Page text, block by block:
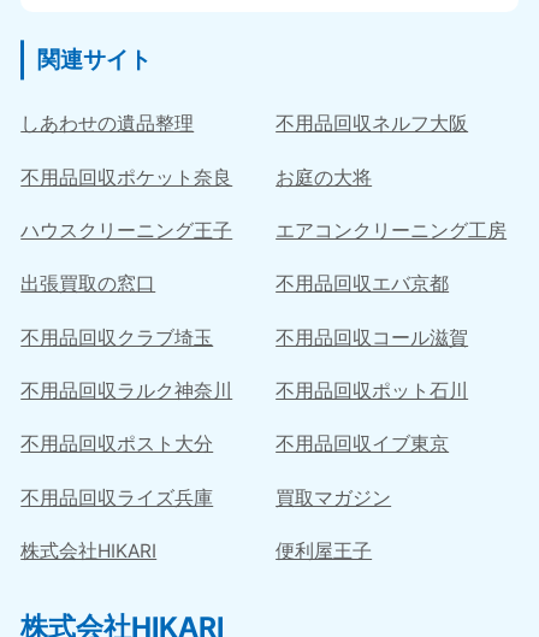
関連サイト
しあわせの遺品整理 不用品回収ネルフ大阪
不用品回収ポケット奈良 お庭の大将
ハウスクリーニング王子 エアコンクリーニング工房
出張買取の窓口 不用品回収エバ京都
不用品回収クラブ埼玉 不用品回収コール滋賀
不用品回収ラルク神奈川 不用品回収ポット石川
不用品回収ポスト大分 不用品回収イブ東京
不用品回収ライズ兵庫 買取マガジン
株式会社HIKARI 便利屋王子
株式会社HIKARI